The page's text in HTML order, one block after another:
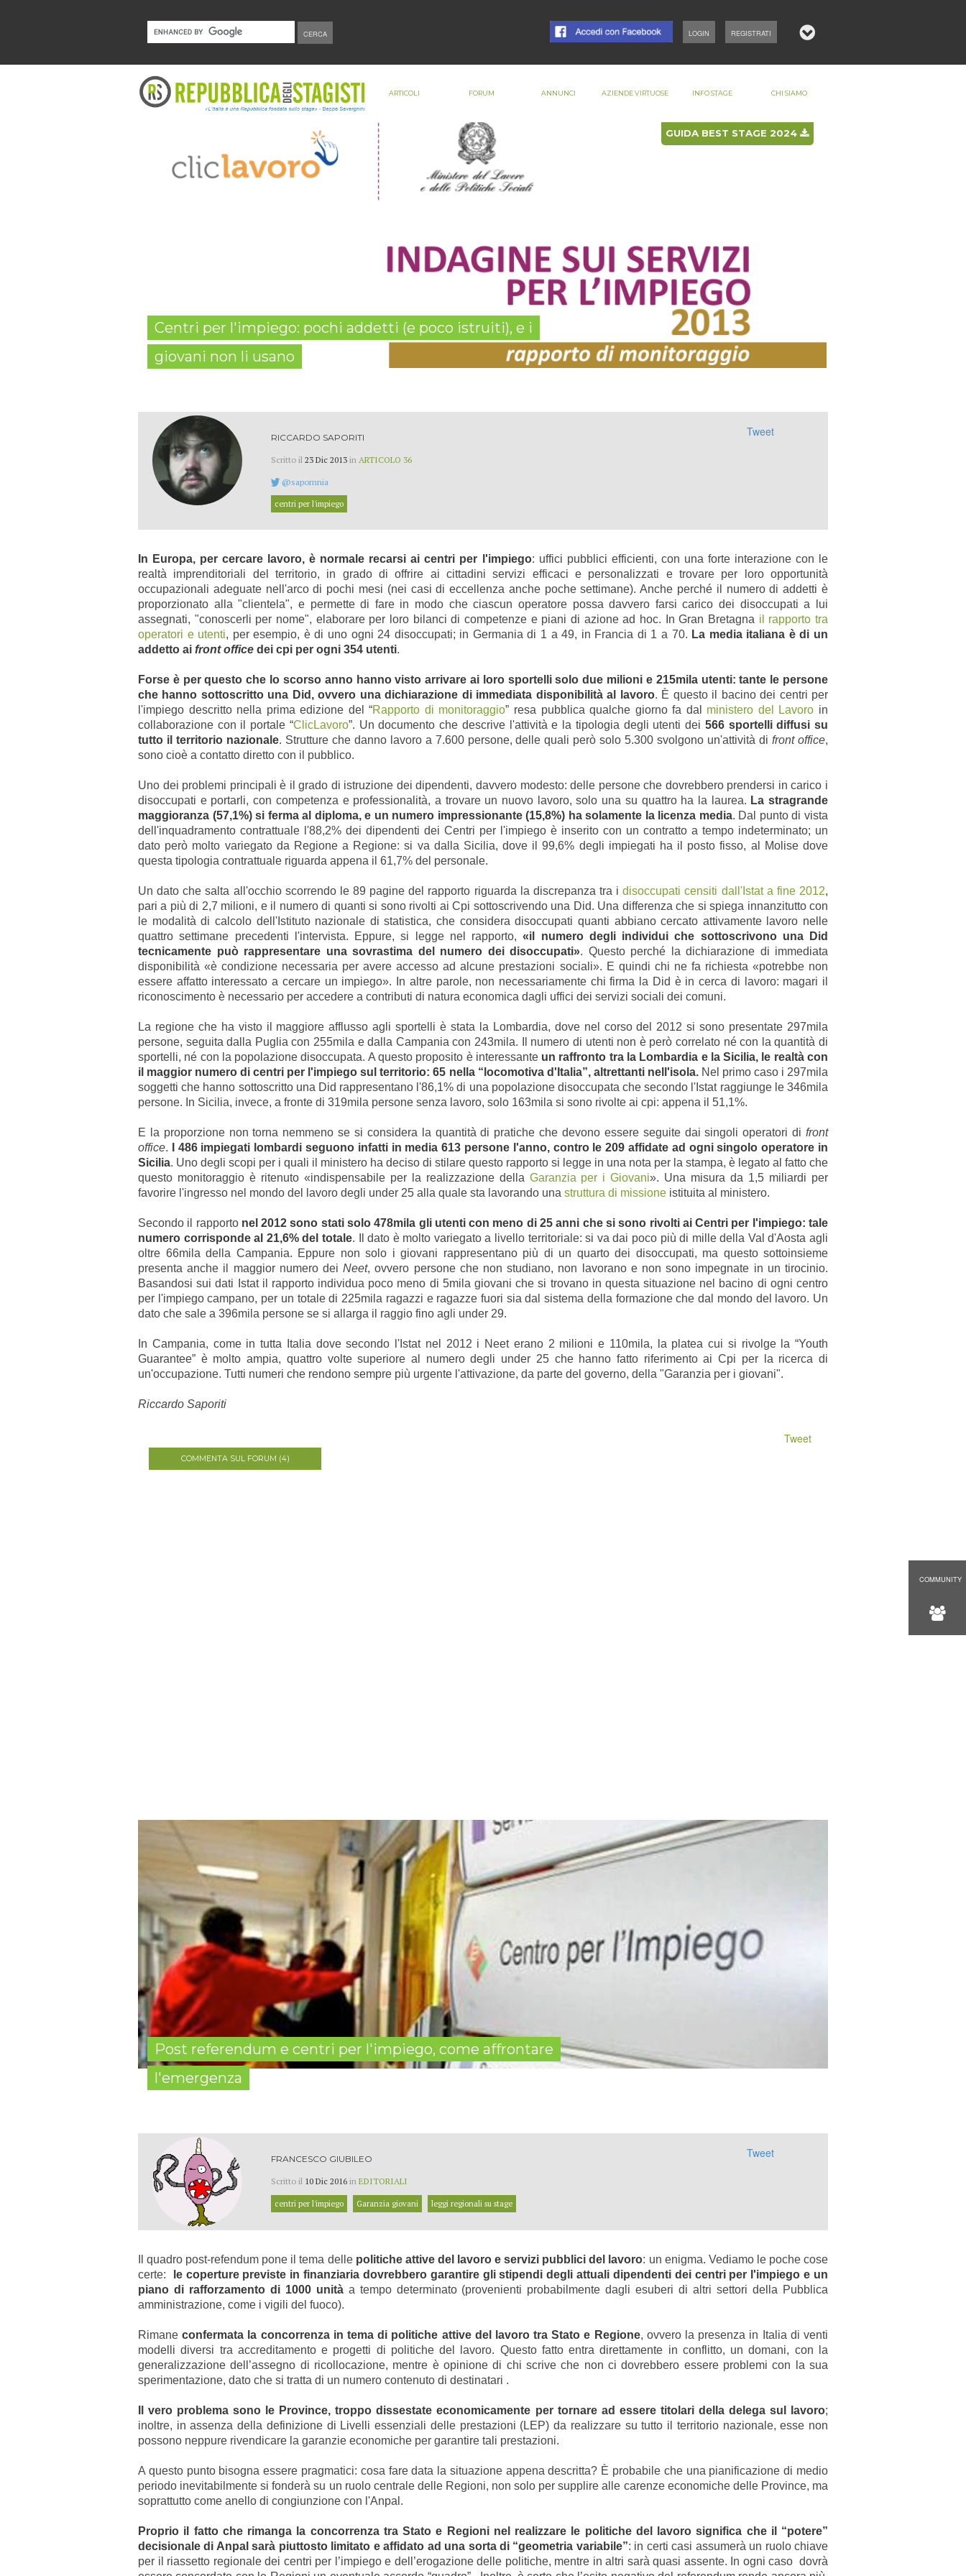
REGISTRATI
LOGIN
GUIDA BEST STAGE 2024
ARTICOLI FORUM ANNUNCI AZIENDE VIRTUOSE INFO STAGE CHI SIAMO
Centri per l'impiego: pochi addetti (e poco istruiti), e i
giovani non li usano
RICCARDO SAPORITI
Scritto il 23 Dic 2013 in ARTICOLO 36
@sapomnia
centri per l'impiego
Tweet
In Europa, per cercare lavoro, è normale recarsi ai centri per l'impiego: uffici pubblici efficienti, con una forte interazione con le
realtà imprenditoriali del territorio, in grado di offrire ai cittadini servizi efficaci e personalizzati e trovare per loro opportunità
occupazionali adeguate nell'arco di pochi mesi (nei casi di eccellenza anche poche settimane). Anche perché il numero di addetti è
proporzionato alla "clientela", e permette di fare in modo che ciascun operatore possa davvero farsi carico dei disoccupati a lui
assegnati, "conoscerli per nome", elaborare per loro bilanci di competenze e piani di azione ad hoc. In Gran Bretagna il rapporto tra
operatori e utenti, per esempio, è di uno ogni 24 disoccupati; in Germania di 1 a 49, in Francia di 1 a 70. La media italiana è di un
addetto ai front office dei cpi per ogni 354 utenti.
Forse è per questo che lo scorso anno hanno visto arrivare ai loro sportelli solodue milioni e 215mila utenti: tante le persone
che hanno sottoscritto una Did, ovvero una dichiarazione di immediata disponibilità al lavoro. È questo il bacino dei centri per
l'impiego descritto nella prima edizione del “Rapporto di monitoraggio” resa pubblica qualche giorno fa dal ministero del Lavoro in
collaborazione con il portale “ClicLavoro”. Un documento che descrive l'attività e la tipologia degli utenti dei 566 sportelli diffusi su
tutto il territorio nazionale. Strutture che danno lavoro a 7.600 persone, delle quali però solo 5.300 svolgono un'attività difront office,
sono cioè a contatto diretto con il pubblico.
Uno dei problemi principali è il grado di istruzione dei dipendenti, davvero modesto: delle persone che dovrebbero prendersi in carico i
disoccupati e portarli, con competenza e professionalità, a trovare un nuovo lavoro, solo una su quattro ha la laurea. La stragrande
maggioranza (57,1%) si ferma al diploma, e un numero impressionante (15,8%) ha solamente la licenza media. Dal punto di vista
dell'inquadramento contrattuale l'88,2% dei dipendenti dei Centri per l'impiego è inserito con un contratto a tempo indeterminato; un
dato però molto variegato da Regione a Regione: si va dalla Sicilia, dove il 99,6% degli impiegati ha il posto fisso, al Molise dove
questa tipologia contrattuale riguarda appena il 61,7% del personale.
Un dato che salta all'occhio scorrendo le 89 pagine del rapporto riguarda la discrepanza tra idisoccupati censiti dall'Istat a fine 2012,
pari a più di 2,7 milioni, e il numero di quanti si sono rivolti ai Cpi sottoscrivendo una Did. Una differenza che si spiega innanzitutto con
le modalità di calcolo dell'Istituto nazionale di statistica, che considera disoccupati quanti abbiano cercato attivamente lavoro nelle
quattro settimane precedenti l'intervista. Eppure, si legge nel rapporto,«il numero degli individui che sottoscrivono una Did
tecnicamente può rappresentare una sovrastima del numero dei disoccupati». Questo perché la dichiarazione di immediata
disponibilità «è condizione necessaria per avere accesso ad alcune prestazioni sociali». E quindi chi ne fa richiesta «potrebbe non
essere affatto interessato a cercare un impiego». In altre parole, non necessariamente chi firma la Did è in cerca di lavoro: magari il
riconoscimento è necessario per accedere a contributi di natura economica dagli uffici dei servizi sociali dei comuni.
La regione che ha visto il maggiore afflusso agli sportelli è stata la Lombardia, dove nel corso del 2012 si sono presentate 297mila
persone, seguita dalla Puglia con 255mila e dalla Campania con 243mila. Il numero di utenti non è però correlato né con la quantità di
sportelli, né con la popolazione disoccupata. A questo proposito è interessante un raffronto tra la Lombardia e la Sicilia, le realtà con
il maggior numero di centri per l'impiego sul territorio: 65 nella “locomotiva d'Italia”, altrettanti nell'isola.Nel primo caso i 297mila
soggetti che hanno sottoscritto una Did rappresentano l'86,1% di una popolazione disoccupata che secondo l'Istat raggiunge le 346mila
persone. In Sicilia, invece, a fronte di 319mila persone senza lavoro, solo 163mila si sono rivolte ai cpi: appena il 51,1%.
E la proporzione non torna nemmeno se si considera la quantità di pratiche che devono essere seguite dai singoli operatori di front
office.
I 486 impiegati lombardi seguono infatti in media 613 persone l'anno, contro le 209 affidate ad ogni singolo operatore in
Sicilia. Uno degli scopi per i quali il ministero ha deciso di stilare questo rapporto si legge in una nota per la stampa, è legato al fatto che
questo monitoraggio è ritenuto «indispensabile per la realizzazione della Garanzia per i Giovani». Una misura da 1,5 miliardi per
favorire l'ingresso nel mondo del lavoro degli under 25 alla quale sta lavorando una struttura di missione istituita al ministero.
Secondo il rapporto nel 2012 sono stati solo 478mila gli utenti con meno di 25 anni che si sono rivolti ai Centri per l'impiego: tale
numero corrisponde al 21,6% del totale. Il dato è molto variegato a livello territoriale: si va dai poco più di mille della Val d'Aosta agli
oltre 66mila della Campania. Eppure non solo i giovani rappresentano più di un quarto dei disoccupati, ma questo sottoinsieme
presenta anche il maggior numero deiNeet, ovvero persone che non studiano, non lavorano e non sono impegnate in un tirocinio.
Basandosi sui dati Istat il rapporto individua poco meno di 5mila giovani che si trovano in questa situazione nel bacino di ogni centro
per l'impiego campano, per un totale di 225mila ragazzi e ragazze fuori sia dal sistema della formazione che dal mondo del lavoro. Un
dato che sale a 396mila persone se si allarga il raggio fino agli under 29.
In Campania, come in tutta Italia dove secondo l'Istat nel 2012 i Neet erano 2 milioni e 110mila, la platea cui si rivolge la “Youth
Guarantee” è molto ampia, quattro volte superiore al numero degli under 25 che hanno fatto riferimento ai Cpi per la ricerca di
un'occupazione. Tutti numeri che rendono sempre più urgente l'attivazione, da parte del governo, della "Garanzia per i giovani".
Riccardo Saporiti
COMMENTA SUL FORUM (4)
Tweet
COMMUNITY
Post referendum e centri per l'impiego, come affrontare
l'emergenza
FRANCESCO GIUBILEO
Scritto il 10 Dic 2016 in EDITORIALI
centri per l'impiego Garanzia giovani leggi regionali su stage
Tweet
Il quadro post-refendum pone il tema dellepolitiche attive del lavoro e servizi pubblici del lavoro: un enigma. Vediamo le poche cose
certe:
le coperture previste in finanziaria dovrebbero garantire gli stipendi degli attuali dipendenti dei centri per l'impiego e un
piano di rafforzamento di 1000 unità a tempo determinato (provenienti probabilmente dagli esuberi di altri settori della Pubblica
amministrazione, come i vigili del fuoco).
Rimaneconfermata la concorrenza in tema di politiche attive del lavoro tra Stato e Regione, ovvero la presenza in Italia di venti
modelli diversi tra accreditamento e progetti di politiche del lavoro. Questo fatto entra direttamente in conflitto, un domani, con la
generalizzazione dell’assegno di ricollocazione, mentre è opinione di chi scrive che non ci dovrebbero essere problemi con la sua
sperimentazione, dato che si tratta di un numero contenuto di destinatari .
Il vero problema sono le Province, troppo dissestate economicamente per tornare ad essere titolari della delega sul lavoro;
inoltre, in assenza della definizione di Livelli essenziali delle prestazioni (LEP) da realizzare su tutto il territorio nazionale, esse non
possono neppure rivendicare la garanzie economiche per garantire tali prestazioni.
A questo punto bisogna essere pragmatici: cosa fare data la situazione appena descritta? È probabile che una pianificazione di medio
periodo inevitabilmente si fonderà su un ruolo centrale delle Regioni, non solo per supplire alle carenze economiche delle Province, ma
soprattutto come anello di congiunzione con l'Anpal.
Proprio il fatto che rimanga la concorrenza tra Stato e Regioni nel realizzare le politiche del lavoro significa che il “potere”
decisionale di Anpal sarà piuttosto limitato e affidato ad una sorta di “geometria variabile”: in certi casi assumerà un ruolo chiave
per il riassetto regionale dei centri per l’impiego e dell’erogazione delle politiche, mentre in altri sarà quasi assente. In ogni caso dovrà